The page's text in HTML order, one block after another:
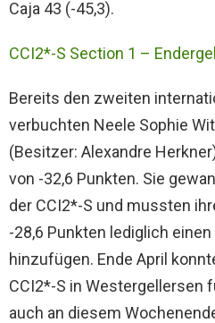
Caja 43 (-45,3).
CCI2*-S Section 1 –
Bereits den zweiten
verbuchten Neele Sophie
(Besitzer: Alexandre
von -32,6 Punkten. Sie
der CCI2*-S und mussten
-28,6 Punkten lediglich
hinzufügen. Ende April
CCI2*-S in Westergellersen
auch an diesem